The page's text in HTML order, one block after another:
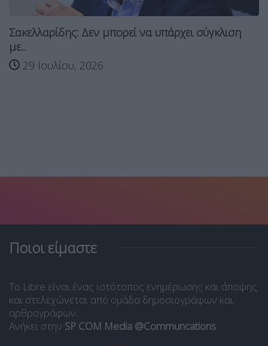
Σακελλαρίδης: Δεν μπορεί να υπάρχει σύγκλιση
με...
29 Ιουλίου, 2026
Ποιοι είμαστε
Το Libre είναι ένας ιστότοπος ενημέρωσης και άποψης
και στελεχώνεται από ομάδα δημοσιογράφων και
αρθρογράφων.
Ανήκει στην SP COM Media @Communcations.